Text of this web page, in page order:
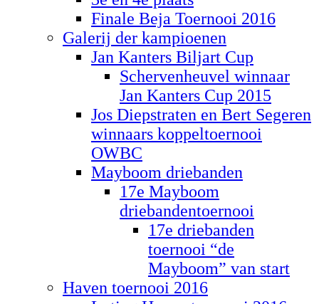
Finale Beja Toernooi 2016
Galerij der kampioenen
Jan Kanters Biljart Cup
Schervenheuvel winnaar
Jan Kanters Cup 2015
Jos Diepstraten en Bert Segeren
winnaars koppeltoernooi
OWBC
Mayboom driebanden
17e Mayboom
driebandentoernooi
17e driebanden
toernooi “de
Mayboom” van start
Haven toernooi 2016